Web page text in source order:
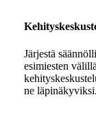
Järjestä
esimiesten
ne läpinäkyviksi.